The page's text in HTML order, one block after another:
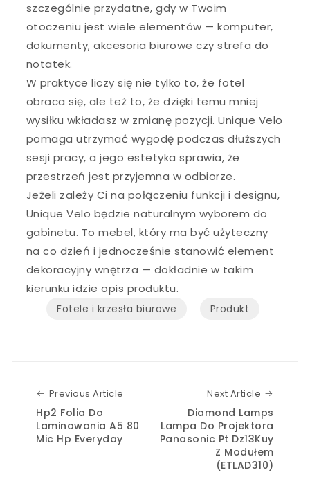
szczególnie przydatne, gdy w Twoim
otoczeniu jest wiele elementów — komputer,
dokumenty, akcesoria biurowe czy strefa do
notatek.
W praktyce liczy się nie tylko to, że fotel
obraca się, ale też to, że dzięki temu mniej
wysiłku wkładasz w zmianę pozycji. Unique Velo
pomaga utrzymać wygodę podczas dłuższych
sesji pracy, a jego estetyka sprawia, że
przestrzeń jest przyjemna w odbiorze.
Jeżeli zależy Ci na połączeniu funkcji i designu,
Unique Velo będzie naturalnym wyborem do
gabinetu. To mebel, który ma być użyteczny
na co dzień i jednocześnie stanowić element
dekoracyjny wnętrza — dokładnie w takim
kierunku idzie opis produktu.
Fotele i krzesła biurowe Produkt
Previous Article
Hp2 Folia Do
Laminowania A5 80
Mic Hp Everyday
Next Article
Diamond Lamps
Lampa Do Projektora
Panasonic Pt Dz13Kuy
Z Modułem
(ETLAD310)